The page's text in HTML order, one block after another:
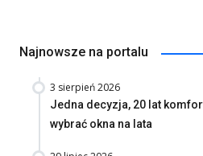
Najnowsze na portalu
3 sierpień 2026
Jedna decyzja, 20 lat
wybrać okna na lata